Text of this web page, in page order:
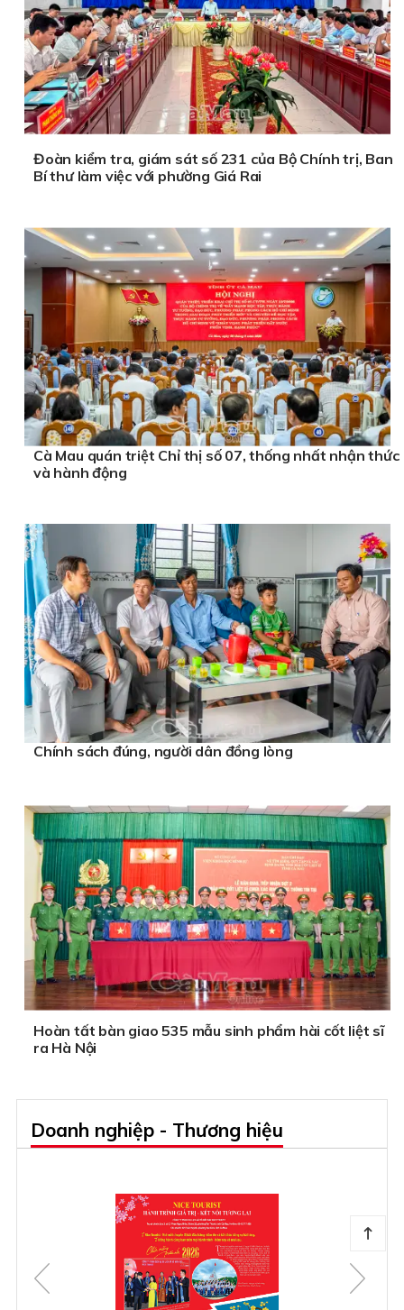
Đoàn kiểm tra, giám sát số 231 của Bộ Chính trị, Ban
Bí thư làm việc với phường Giá Rai
Cà Mau quán triệt Chỉ thị số 07, thống nhất nhận thức
và hành động
Chính sách đúng, người dân đồng lòng
Hoàn tất bàn giao 535 mẫu sinh phẩm hài cốt liệt sĩ
ra Hà Nội
Doanh nghiệp - Thương hiệu